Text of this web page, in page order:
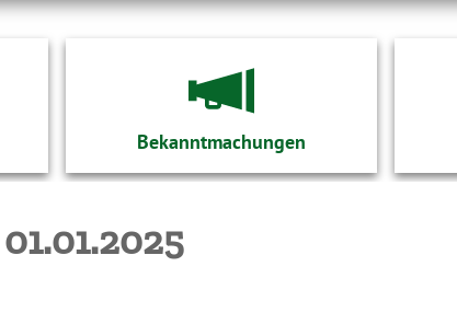
Bekanntmachungen